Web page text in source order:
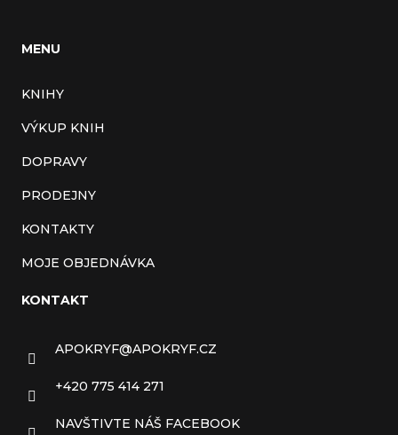
MENU
KNIHY
VÝKUP KNIH
DOPRAVY
PRODEJNY
KONTAKTY
MOJE OBJEDNÁVKA
KONTAKT
APOKRYF@APOKRYF.CZ
+420 775 414 271
NAVŠTIVTE NÁŠ FACEBOOK